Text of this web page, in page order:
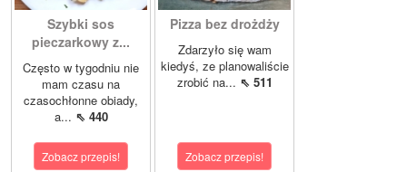
Szybki sos
pieczarkowy z...
Często w tygodniu nie
mam czasu na
czasochłonne obiady,
a... ⇖ 440
Zobacz przepis!
Pizza bez drożdży
Zdarzyło się wam
kiedyś, ze planowaliście
zrobić na... ⇖ 511
Zobacz przepis!